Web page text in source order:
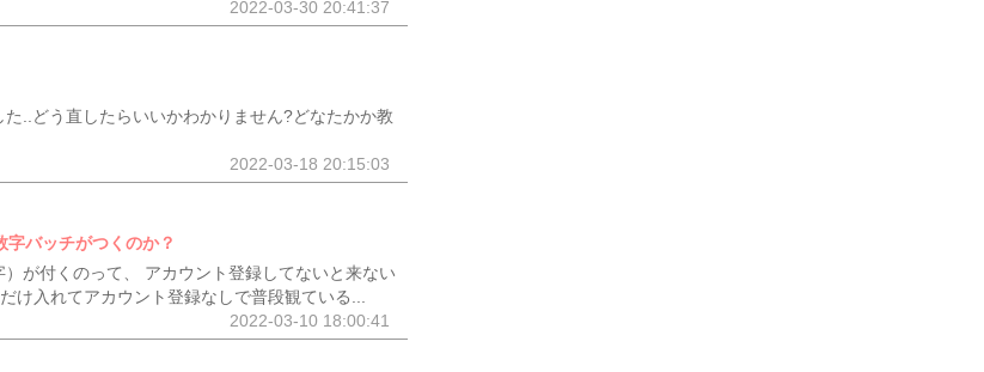
2022-03-30 20:41:37
..どう直したらいいかわかりません?どなたかか教
2022-03-18 20:15:03
バッチがつくのか？
が付くのって、 アカウント登録してないと来ない
け入れてアカウント登録なしで普段観ている...
2022-03-10 18:00:41